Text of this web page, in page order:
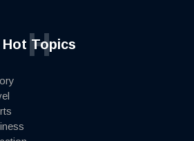
Hot Topics
H